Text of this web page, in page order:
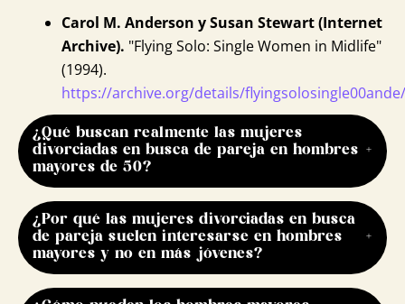
Carol M. Anderson y Susan Stewart (Internet
Archive). "Flying Solo: Single Women in Midlife"
(1994).
https://archive.org/details/
¿Qué buscan realmente las mujeres
divorciadas en busca de pareja en hombres
mayores de 50?
Muchas valoran la madurez, la estabilidad
emocional y la seguridad que ofrece un hombre
con experiencia, más allá de la apariencia física.
¿Por qué las mujeres divorciadas en busca
de pareja suelen interesarse en hombres
mayores y no en más jóvenes?
Porque después de un divorcio, buscan